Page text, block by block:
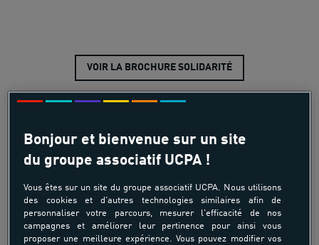
VOIR LA BROCHURE SOLIDARITÉ
PARCOURS PRÉVENTION / ÉDUCATION :
RENFORCER LES CAPACITÉS DES JEUNES
FRAGILISÉS
Bonjour et bienvenue sur un site
du groupe associatif UCPA !
Vous êtes sur un site du groupe associatif UCPA. Nous utilisons
des cookies et d'autres technologies similaires afin de
personnaliser votre parcours, mesurer l'efficacité de nos
campagnes et améliorer leur pertinence pour ainsi vous
proposer une meilleure expérience. Vous pouvez modifier vos